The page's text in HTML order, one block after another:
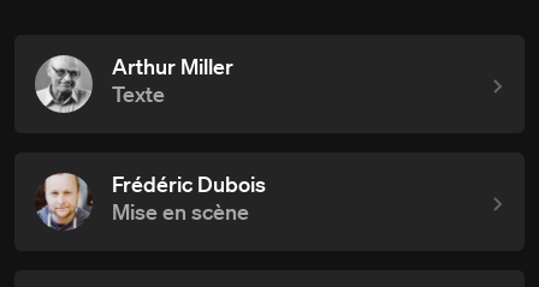
Arthur Miller
Texte
Frédéric Dubois
Mise en scène